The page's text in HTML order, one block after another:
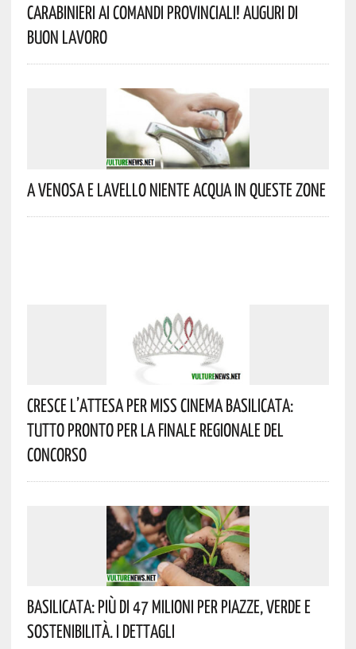
Carabinieri Ai Comandi Provinciali! Auguri Di
Buon Lavoro
A Venosa E Lavello Niente Acqua In Queste Zone
Cresce L’attesa Per Miss Cinema Basilicata:
Tutto Pronto Per La Finale Regionale Del
Concorso
Basilicata: Più Di 47 Milioni Per Piazze, Verde E
Sostenibilità. I Dettagli